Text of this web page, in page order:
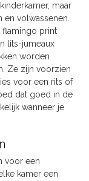
maar
en volwassenen.
flamingo print
lits-jumeaux
worden
Ze zijn voorzien
voor een rits of
dat goed in de
wanneer je
voor een
kamer een